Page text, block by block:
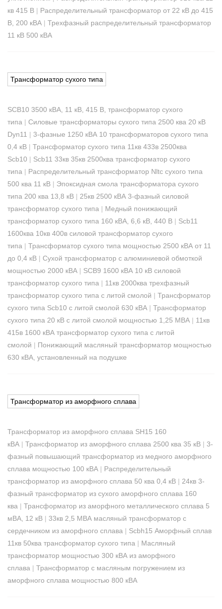
кв 415 В | Распределительный трансформатор от 22 кВ до 415
В, 200 кВА | Трехфазный распределительный трансформатор
11 кВ 500 кВА
Трансформатор сухого типа
SCB10 3500 кВА, 11 кВ, 415 В, трансформатор сухого
типа | Силовые трансформаторы сухого типа 2500 ква 20 кВ
Dyn11 | 3-фазные 1250 кВА 10 трансформаторов сухого типа
0,4 кВ | Трансформатор сухого типа 11кв 433в 2500ква
Scb10 | Scb11 33кв 35кв 2500ква трансформатор сухого
типа | Распределительный трансформатор Nltc сухого типа
500 ква 11 кВ | Эпоксидная смола трансформатора сухого
типа 200 ква 13,8 кВ | 25кв 2500 кВА 3-фазный силовой
трансформатор сухого типа | Медный понижающий
трансформатор сухого типа 160 кВА, 6,6 кВ, 440 В | Scb11
1600ква 10кв 400в силовой трансформатор сухого
типа | Трансформатор сухого типа мощностью 2500 кВА от 11
до 0,4 кВ | Сухой трансформатор с алюминиевой обмоткой
мощностью 2000 кВА | SCB9 1600 кВА 10 кВ силовой
трансформатор сухого типа | 11кв 2000ква трехфазный
трансформатор сухого типа с литой смолой | Трансформатор
сухого типа Scb10 с литой смолой 630 кВА | Трансформатор
сухого типа 20 кВ с литой смолой мощностью 1,25 МВА | 11кв
415в 1600 кВА трансформатор сухого типа с литой
смолой | Понижающий масляный трансформатор мощностью
630 кВА, установленный на подушке
Трансформатор из аморфного сплава
Трансформатор из аморфного сплава SH15 160
кВА | Трансформатор из аморфного сплава 2500 ква 35 кВ | 3-
фазный повышающий трансформатор из медного аморфного
сплава мощностью 100 кВА | Распределительный
трансформатор из аморфного сплава 50 ква 0,4 кВ | 24кв 3-
фазный трансформатор из сухого аморфного сплава 160
ква | Трансформатор из аморфного металлического сплава 5
мВА, 12 кВ | 33кв 2,5 МВА масляный трансформатор с
сердечником из аморфного сплава | Scbh15 Аморфный сплав
11кв 50ква трансформатор сухого типа | Масляный
трансформатор мощностью 300 кВА из аморфного
сплава | Трансформатор с масляным погружением из
аморфного сплава мощностью 800 кВА